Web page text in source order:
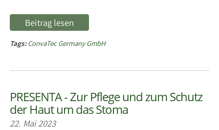
Beitrag lesen
Tags:ConvaTec Germany GmbH
PRESENTA - Zur Pflege und zum Schutz
der Haut um das Stoma
22. Mai 2023